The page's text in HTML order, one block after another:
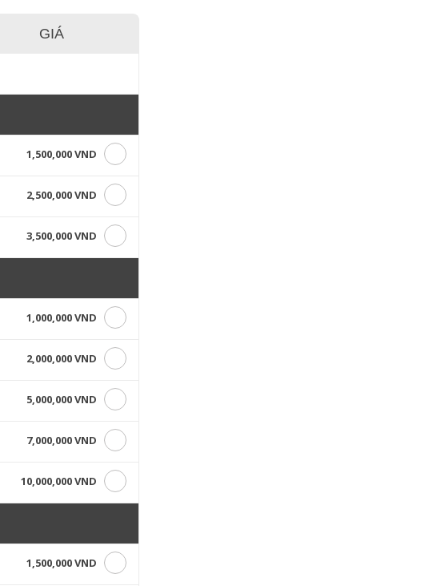
GIÁ
1,500,000 VND
2,500,000 VND
3,500,000 VND
1,000,000 VND
2,000,000 VND
5,000,000 VND
7,000,000 VND
10,000,000 VND
1,500,000 VND